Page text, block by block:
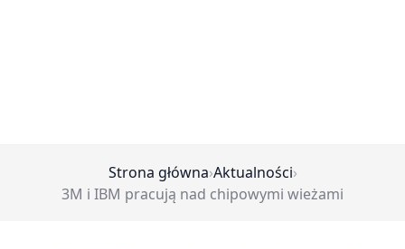
Strona główna›Aktualności›
3M i IBM pracują nad chipowymi wieżami